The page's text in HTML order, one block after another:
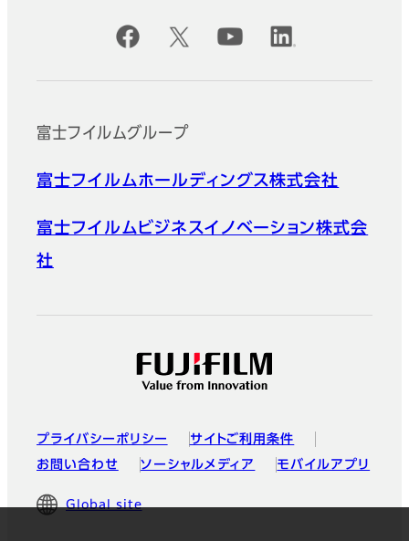
公式SNSアカウント
富士フイルムグループ
富士フイルムホールディングス株式会社
富士フイルムビジネスイノベーション株式会
社
プライバシーポリシー
サイトご利用条件
お問い合わせ
ソーシャルメディア モバイルアプリ
Global site